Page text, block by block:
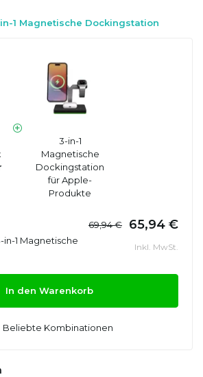
1 Magnetische Dockingstation
3-in-1
Magnetische
Dockingstation
für Apple-
Produkte
69,94 € 65,94 €
in-1 Magnetische
Inkl. MwSt.
In den Warenkorb
Beliebte Kombinationen